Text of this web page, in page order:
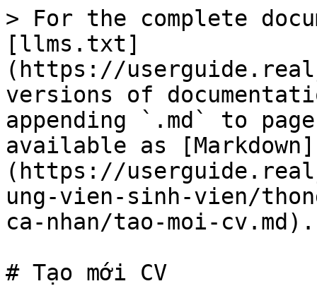
> For the complete
[llms.txt]
(https://
versions of
appending `.md` to
available as [Markdown]
(https://
ung-vien-sinh-vien/
ca-nhan/tao-moi-cv.md).
# Tạo mới CV